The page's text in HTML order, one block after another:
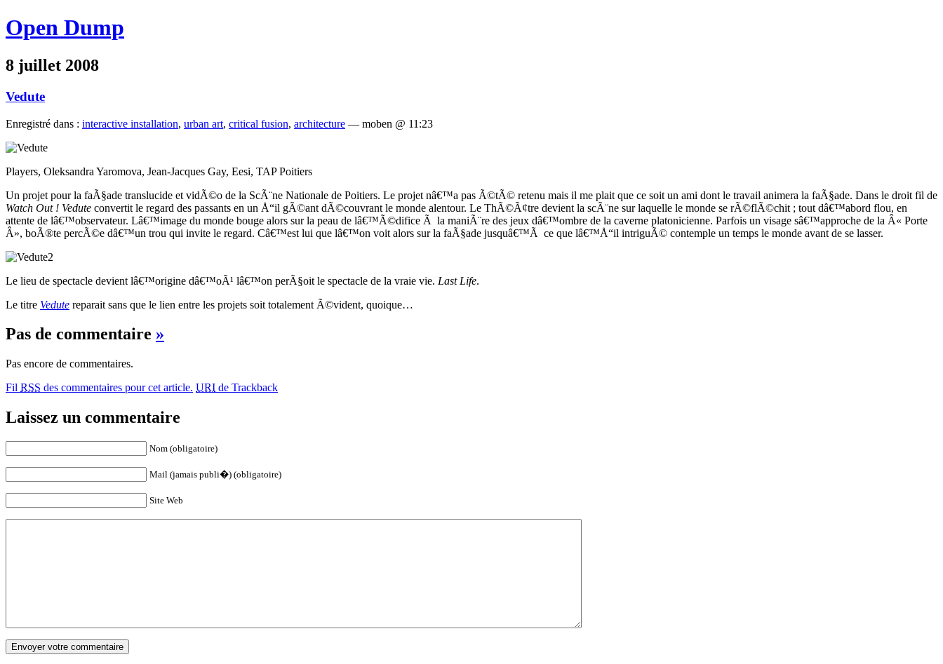
Open Dump
8 juillet 2008
Vedute
Enregistré dans : interactive installation, urban art, critical fusion, architecture — moben @ 11:23
Players, Oleksandra Yaromova, Jean-Jacques Gay, Eesi, TAP Poitiers
Un projet pour la faÃ§ade translucide et vidÃ©o de la ScÃ¨ne Nationale de Poitiers. Le projet nâ€™a pas Ã©tÃ© retenu mais il me plait que ce soit un ami dont le travail animera la faÃ§ade. Dans le droit fil de
Watch Out ! Vedute convertit le regard des passants en un Å“il gÃ©ant dÃ©couvrant le monde alentour. Le ThÃ©Ã¢tre devient la scÃ¨ne sur laquelle le monde se rÃ©flÃ©chit ; tout dâ€™abord flou, en
attente de lâ€™observateur. Lâ€™image du monde bouge alors sur la peau de lâ€™Ã©difice Ã la maniÃ¨re des jeux dâ€™ombre de la caverne platonicienne. Parfois un visage sâ€™approche de la Â« Porte
Â», boÃ®te percÃ©e dâ€™un trou qui invite le regard. Câ€™est lui que lâ€™on voit alors sur la faÃ§ade jusquâ€™Ã ce que lâ€™Å“il intriguÃ© contemple un temps le monde avant de se lasser.
Le lieu de spectacle devient lâ€™origine dâ€™oÃ¹ lâ€™on perÃ§oit le spectacle de la vraie vie. Last Life.
Le titre Vedute reparait sans que le lien entre les projets soit totalement Ã©vident, quoique…
Pas de commentaire »
Pas encore de commentaires.
Fil RSS des commentaires pour cet article. URI de Trackback
Laissez un commentaire
Nom (obligatoire)
Mail (jamais publi�) (obligatoire)
Site Web